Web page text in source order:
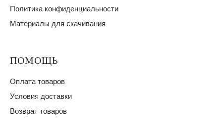
Политика конфиденциальности
Материалы для скачивания
ПОМОЩЬ
Оплата товаров
Условия доставки
Возврат товаров